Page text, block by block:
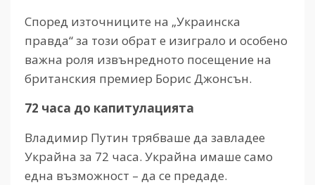
Според източниците на „Украинска
правда“ за този обрат е изиграло и особено
важна роля извънредното посещение на
британския премиер Борис Джонсън.
72 часа до капитулацията
Владимир Путин трябваше да завладее
Украйна за 72 часа. Украйна имаше само
една възможност – да се предаде.